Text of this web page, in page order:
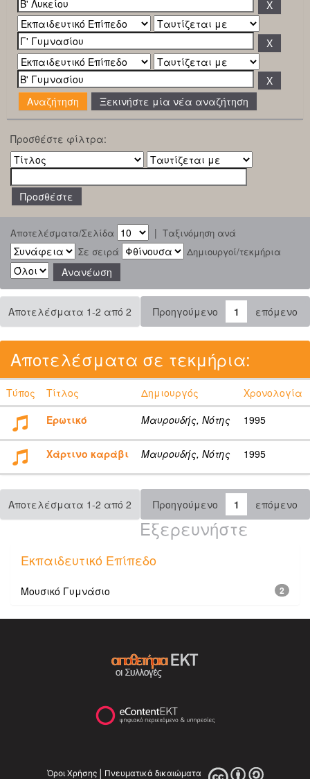
Ξεκινήστε μία νέα αναζήτηση
Προσθέστε φίλτρα:
Αποτελέσματα/Σελίδα | Ταξινόμηση ανά
Σε σειρά
Δημιουργοί/τεκμήρια
Αποτελέσματα 1-2 από 2 Προηγούμενο 1 επόμενο
Αποτελέσματα σε τεκμήρια:
Τύπος Τίτλος Δημιουργός
Χρονολογία
Ερωτικό
Μαυρουδής, Νότης 1995
Χάρτινο καράβι Μαυρουδής, Νότης 1995
Αποτελέσματα 1-2 από 2 Προηγούμενο 1 επόμενο
Εξερευνήστε
Εκπαιδευτικό Επίπεδο
2
Μουσικό Γυμνάσιο